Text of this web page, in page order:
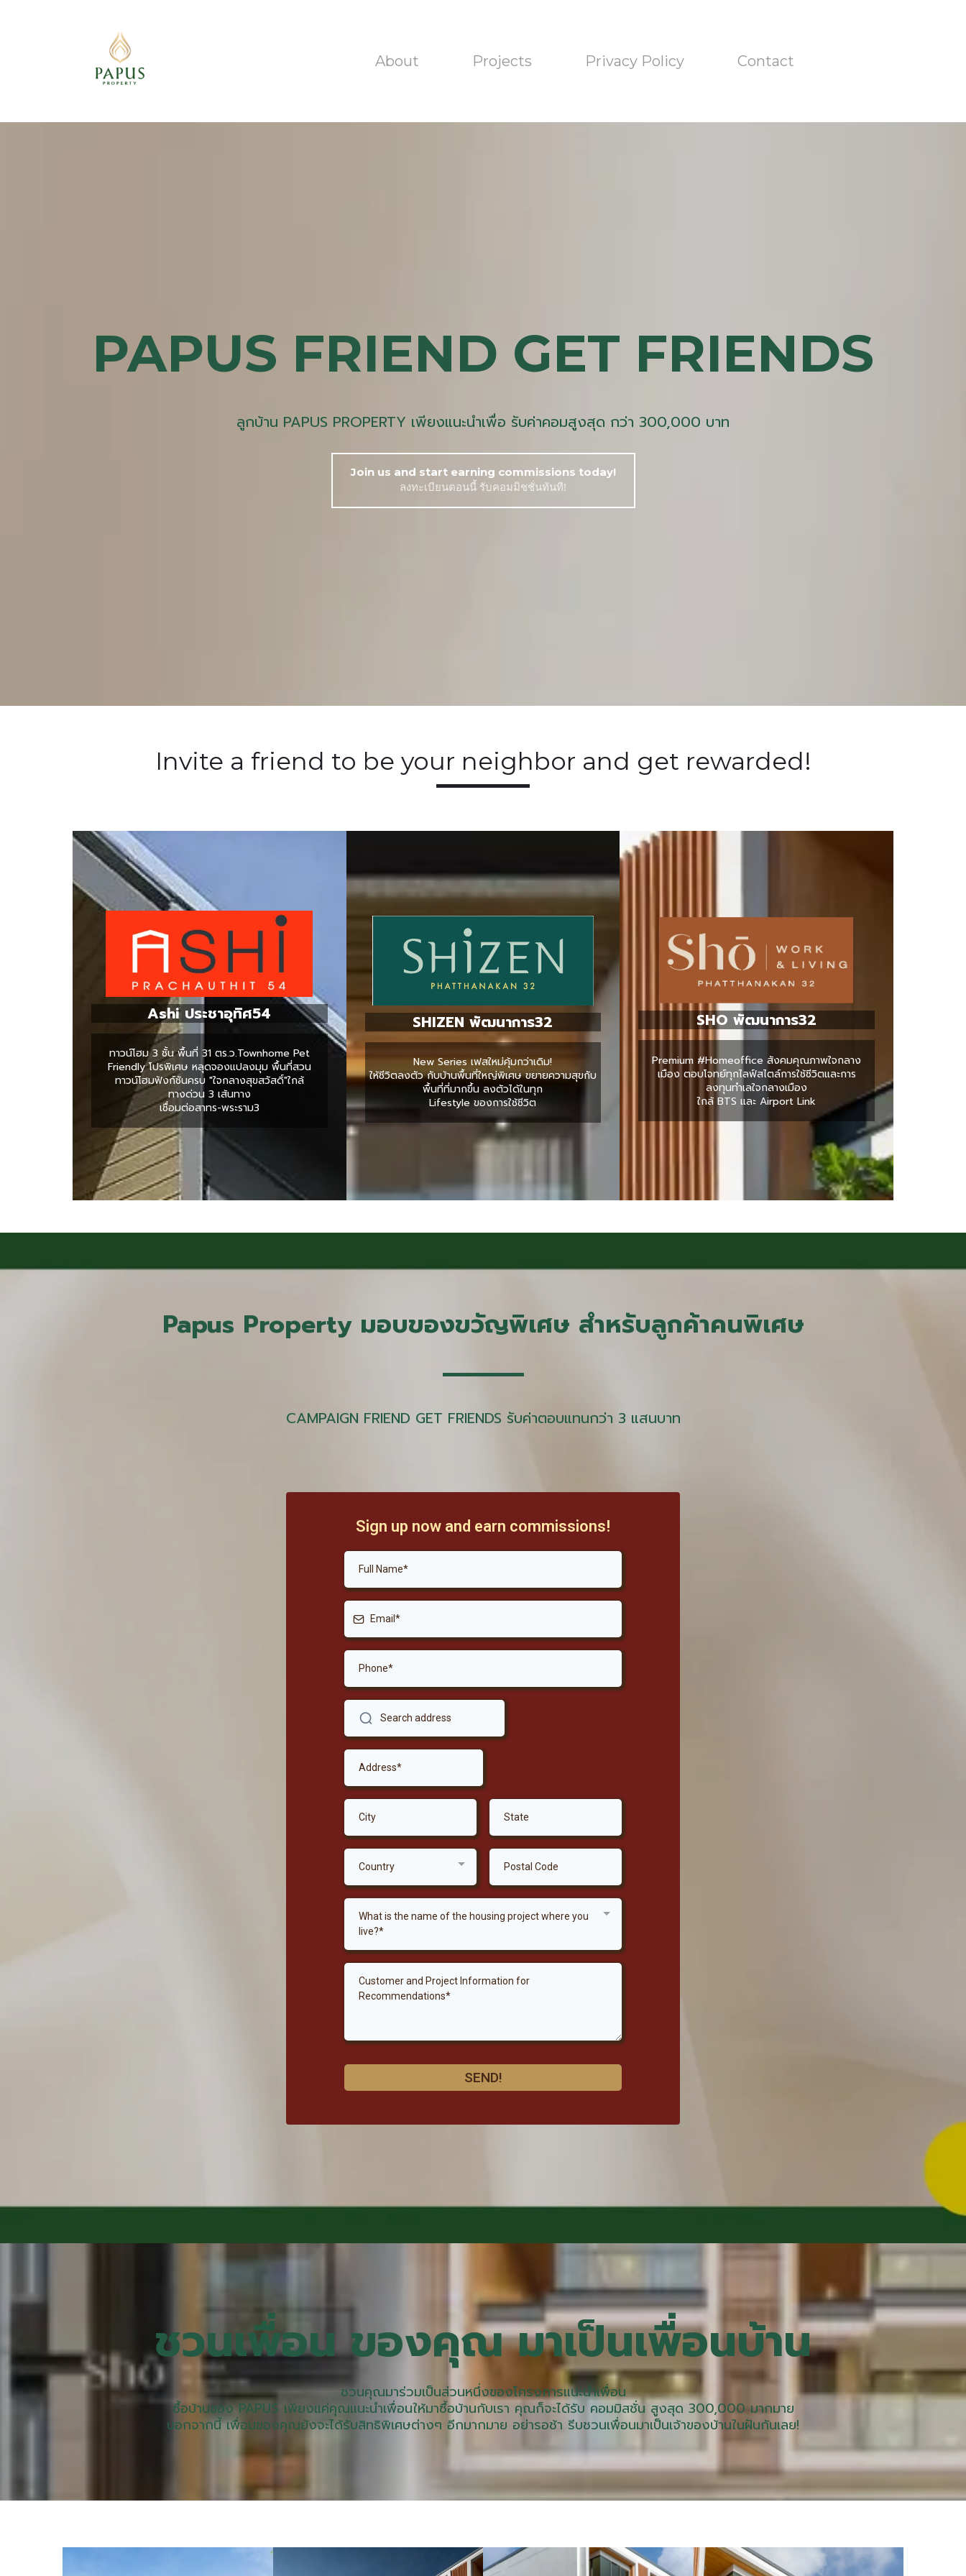
About Projects Privacy Policy Contact
PAPUS FRIEND GET FRIENDS
ลูกบ้าน PAPUS PROPERTY เพียงแนะนำเพื่อ รับค่าคอมสูงสุด กว่า 300,000 บาท
Join us and start earning commissions today!
ลงทะเบียนตอนนี้ รับคอมมิชชั่นทันที!
Invite a friend to be your neighbor and get rewarded!
Ashi ประชาอุทิศ54
ทาวน์โฮม 3 ชั้น พื้นที่ 31 ตร.ว.Townhome Pet
Friendly โปรพิเศษ หลุดจองแปลงมุม พื้นที่สวน
ทาวน์โฮมฟังก์ชันครบ "ใจกลางสุขสวัสดิ์"ใกล้
ทางด่วน 3 เส้นทาง
เชื่อมต่อสาทร-พระราม3
SHIZEN พัฒนาการ32
New Series เฟสใหม่คุ้มกว่าเดิม!
ให้ชีวิตลงตัว กับบ้านพื้นที่ใหญ่พิเศษ ขยายความสุขกับ
พื้นที่ที่มากขึ้น ลงตัวได้ในทุก
Lifestyle ของการใช้ชีวิต
SHO พัฒนาการ32
Premium #Homeoffice สังคมคุณภาพใจกลาง
เมือง ตอบโจทย์ทุกไลฟ์สไตล์การใช้ชีวิตและการ
ลงทุนทำเลใจกลางเมือง
ใกล้ BTS และ Airport Link
Papus Property มอบของขวัญพิเศษ สำหรับลูกค้าคนพิเศษ
CAMPAIGN FRIEND GET FRIENDS รับค่าตอบแทนกว่า 3 แสนบาท
Sign up now and earn commissions!
Country
What is the name of the housing project where you
live?*
SEND!
ชวนเพื่อน ของคุณ มาเป็นเพื่อนบ้าน
ชวนคุณมาร่วมเป็นส่วนหนึ่งของโครงการแนะนำเพื่อน
ซื้อบ้านของ PAPUS เพียงแค่คุณแนะนำเพื่อนให้มาซื้อบ้านกับเรา คุณก็จะได้รับ คอมมิสชั่น สูงสุด 300,000 มากมาย
นอกจากนี้ เพื่อนของคุณยังจะได้รับสิทธิพิเศษต่างๆ อีกมากมาย อย่ารอช้า รีบชวนเพื่อนมาเป็นเจ้าของบ้านในฝันกันเลย!